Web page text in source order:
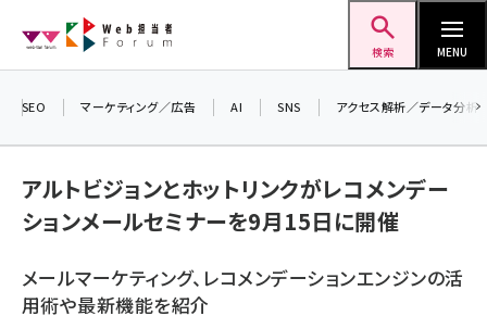
ン
検索 MENU
ai (2811)
SEO マーケティング／広告 AI SNS アクセス解析／データ分析
アルトビジョンとホットリンクがレコメンデー
ションメールセミナーを9月15日に開催
メールマーケティング、レコメンデーションエンジンの活
用術や最新機能を紹介